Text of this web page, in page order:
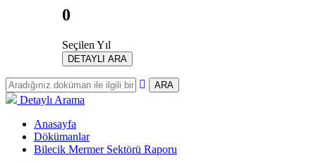
0
Seçilen Yıl
DETAYLI ARA
ARA
Detaylı Arama
Anasayfa
Dökümanlar
Bilecik Mermer Sektörü Raporu